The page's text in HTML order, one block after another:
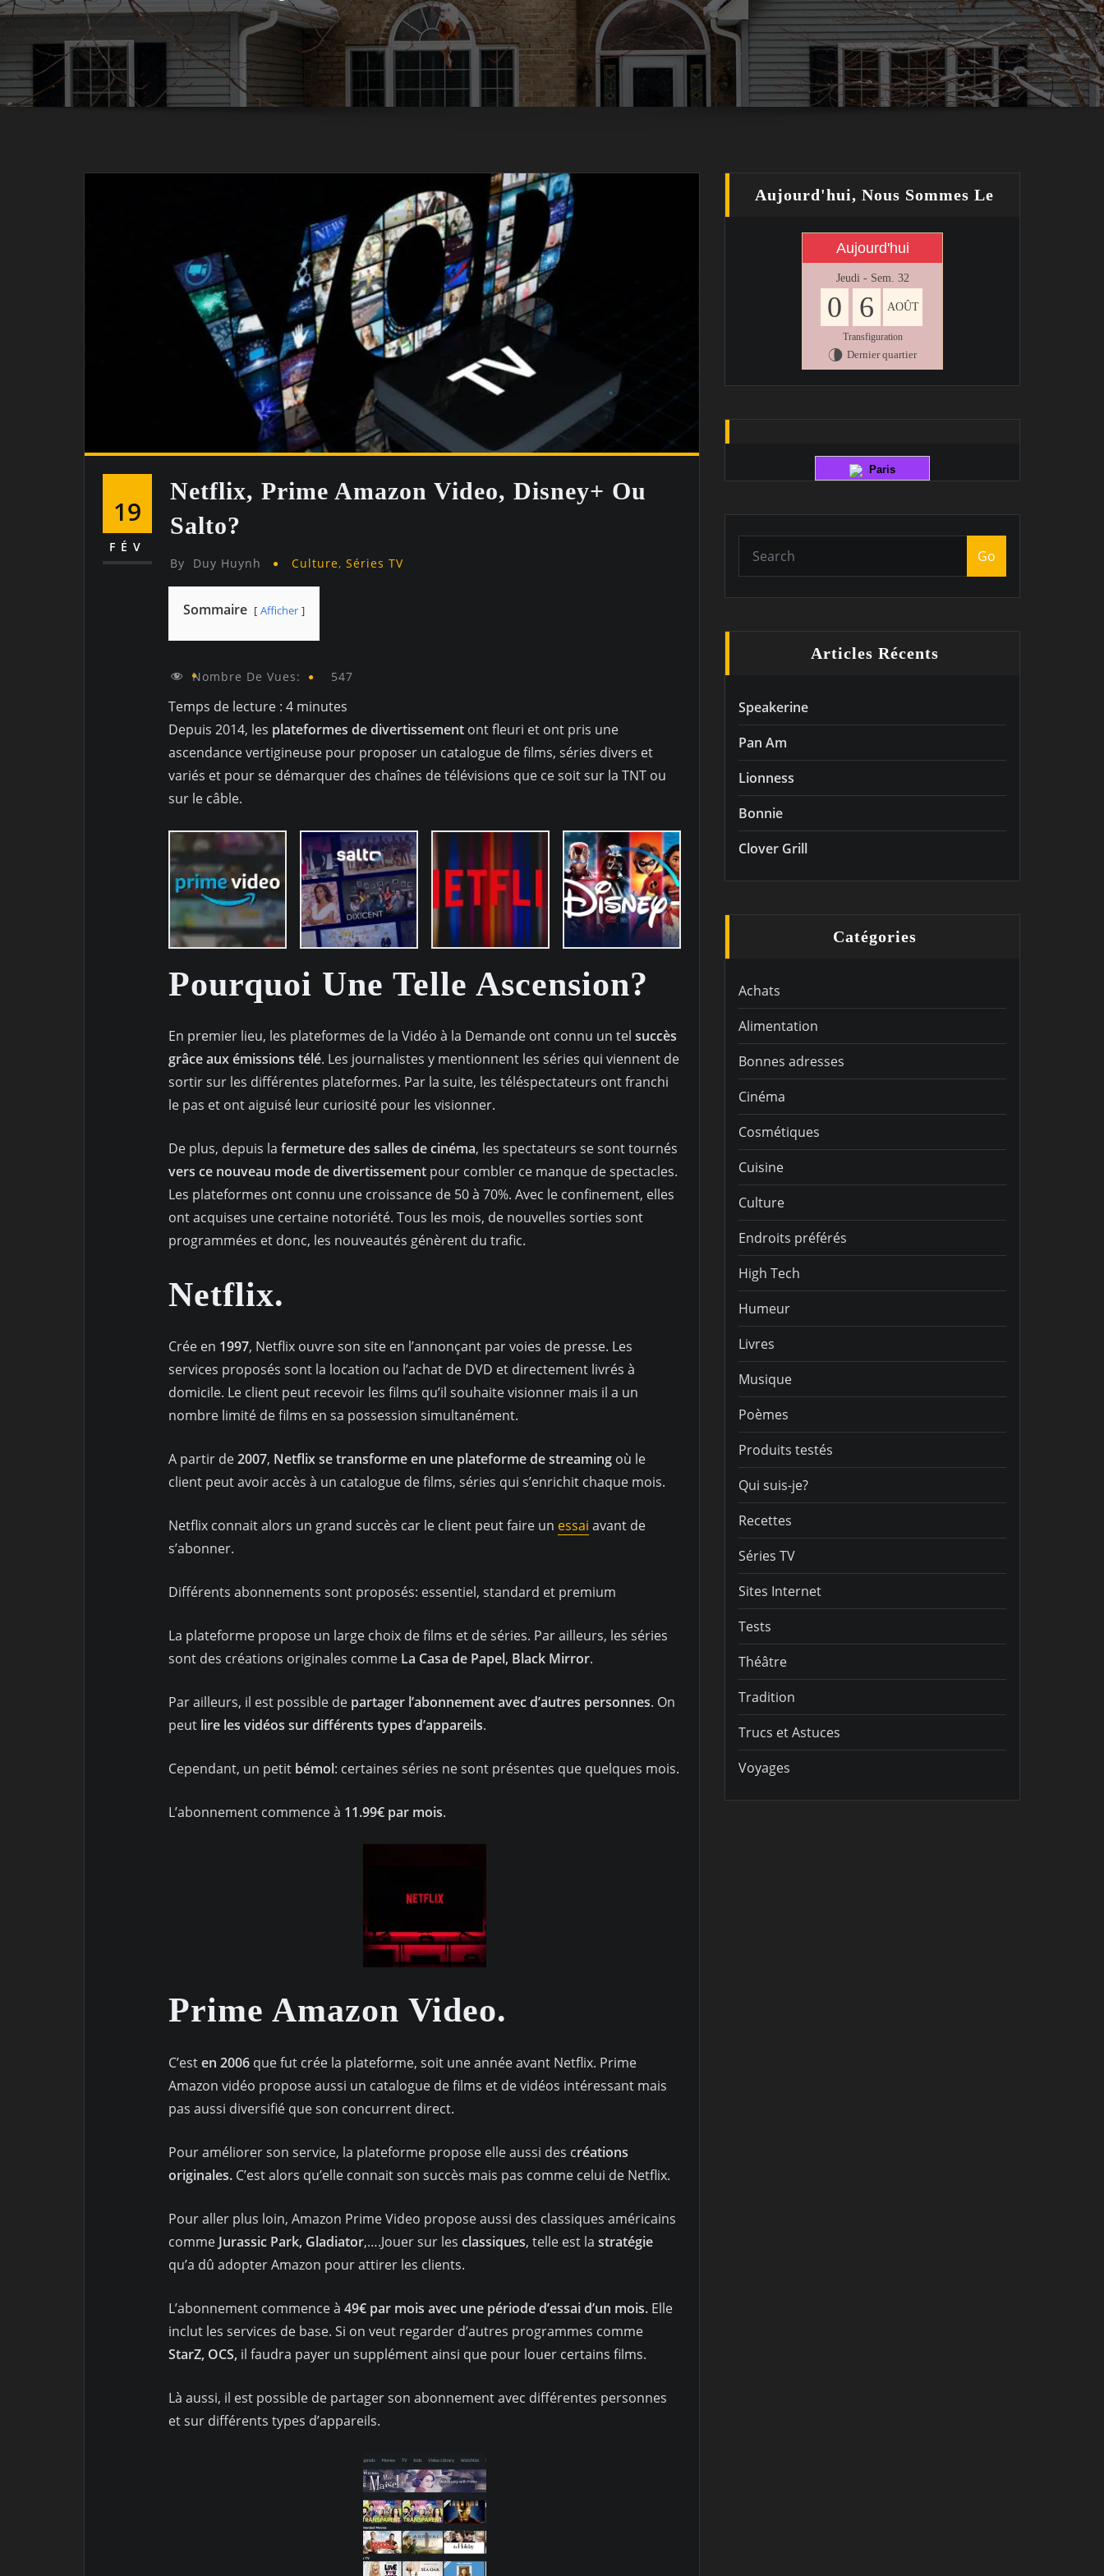
19
FÉV
Netflix, Prime Amazon Video, Disney+ Ou
Salto?
By Duy Huynh Culture,Séries TV
Sommaire Afficher
Nombre De Vues: 547
Temps de lecture : 4 minutes
Depuis 2014, les plateformes de divertissement ont fleuri et ont pris une
ascendance vertigineuse pour proposer un catalogue de films, séries divers et
variés et pour se démarquer des chaînes de télévisions que ce soit sur la TNT ou
sur le câble.
Pourquoi Une Telle Ascension?
En premier lieu, les plateformes de la Vidéo à la Demande ont connu un tel succès
grâce aux émissions télé. Les journalistes y mentionnent les séries qui viennent de
sortir sur les différentes plateformes. Par la suite, les téléspectateurs ont franchi
le pas et ont aiguisé leur curiosité pour les visionner.
De plus, depuis la fermeture des salles de cinéma, les spectateurs se sont tournés
vers ce nouveau mode de divertissement pour combler ce manque de spectacles.
Les plateformes ont connu une croissance de 50 à 70%. Avec le confinement, elles
ont acquises une certaine notoriété. Tous les mois, de nouvelles sorties sont
programmées et donc, les nouveautés génèrent du trafic.
Netflix.
Crée en 1997, Netflix ouvre son site en l’annonçant par voies de presse. Les
services proposés sont la location ou l’achat de DVD et directement livrés à
domicile. Le client peut recevoir les films qu’il souhaite visionner mais il a un
nombre limité de films en sa possession simultanément.
A partir de2007, Netflix se transforme en une plateforme de streaming où le
client peut avoir accès à un catalogue de films, séries qui s’enrichit chaque mois.
Netflix connait alors un grand succès car le client peut faire un essai avant de
s’abonner.
Différents abonnements sont proposés: essentiel, standard et premium
La plateforme propose un large choix de films et de séries. Par ailleurs, les séries
sont des créations originales comme La Casa de Papel, Black Mirror.
Par ailleurs, il est possible de partager l’abonnement avec d’autres personnes. On
peut lire les vidéos sur différents types d’appareils.
Cependant, un petit bémol: certaines séries ne sont présentes que quelques mois.
L’abonnement commence à 11.99€ par mois.
Prime Amazon Video.
C’esten 2006 que fut crée la plateforme, soit une année avant Netflix. Prime
Amazon vidéo propose aussi un catalogue de films et de vidéos intéressant mais
pas aussi diversifié que son concurrent direct.
Pour améliorer son service, la plateforme propose elle aussi des créations
originales. C’est alors qu’elle connait son succès mais pas comme celui de Netflix.
Pour aller plus loin, Amazon Prime Video propose aussi des classiques américains
comme Jurassic Park, Gladiator,….Jouer sur les classiques, telle est la stratégie
qu’a dû adopter Amazon pour attirer les clients.
L’abonnement commence à 49€ par mois avec une période d’essai d’un mois. Elle
inclut les services de base. Si on veut regarder d’autres programmes comme
StarZ, OCS, il faudra payer un supplément ainsi que pour louer certains films.
Là aussi, il est possible de partager son abonnement avec différentes personnes
et sur différents types d’appareils.
Aujourd'hui, Nous Sommes Le
Aujourd'hui
Jeudi - Sem. 32
0 6 AOÛT
Transfiguration
U Dernier quartier
Paris
Go
Articles Récents
Speakerine
Pan Am
Lionness
Bonnie
Clover Grill
Catégories
Achats
Alimentation
Bonnes adresses
Cinéma
Cosmétiques
Cuisine
Culture
Endroits préférés
High Tech
Humeur
Livres
Musique
Poèmes
Produits testés
Qui suis-je?
Recettes
Séries TV
Sites Internet
Tests
Théâtre
Tradition
Trucs et Astuces
Voyages